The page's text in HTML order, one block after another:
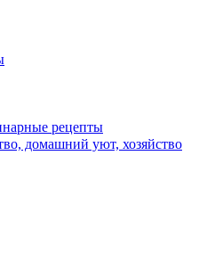
рецепты
домашний уют, хозяйство